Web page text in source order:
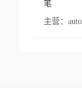
笔
主营：